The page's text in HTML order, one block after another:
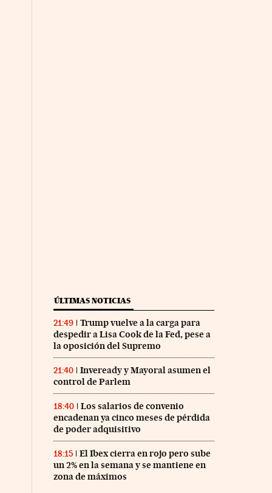
ÚLTIMAS NOTICIAS
21:49
Trump vuelve a la carga para
despedir a Lisa Cook de la Fed, pese a
la oposición del Supremo
21:40
Inveready y Mayoral asumen el
control de Parlem
18:40
Los salarios de convenio
encadenan ya cinco meses de pérdida
de poder adquisitivo
18:15
El Ibex cierra en rojo pero sube
un 2% en la semana y se mantiene en
zona de máximos